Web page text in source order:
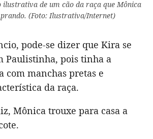
ilustrativa de um cão da raça que Mônica
(Foto: Ilustrativa/Internet)
pode-se dizer que Kira se
Paulistinha, pois tinha a
com manchas pretas e
da raça.
Mônica trouxe para casa a